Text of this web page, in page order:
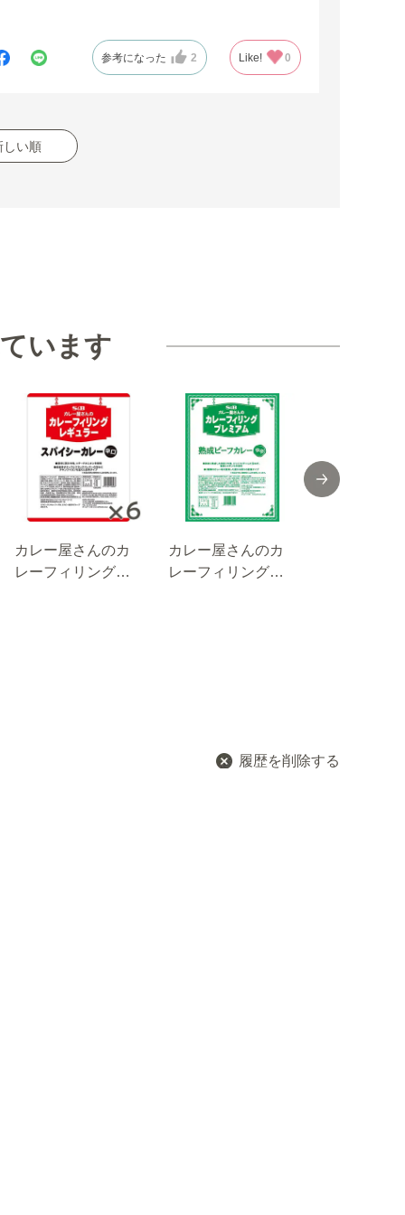
参考になった 2 Like! 0
しい順
います
カレー屋さんのカ
レーフィリングレ
カレー屋さんのカ
レーフィリングプ
履歴を削除する